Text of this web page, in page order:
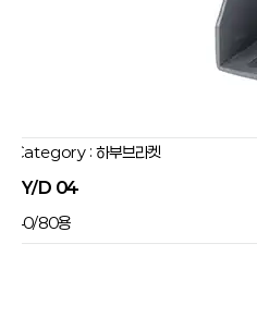
: 하부브라켓
D 04
80용